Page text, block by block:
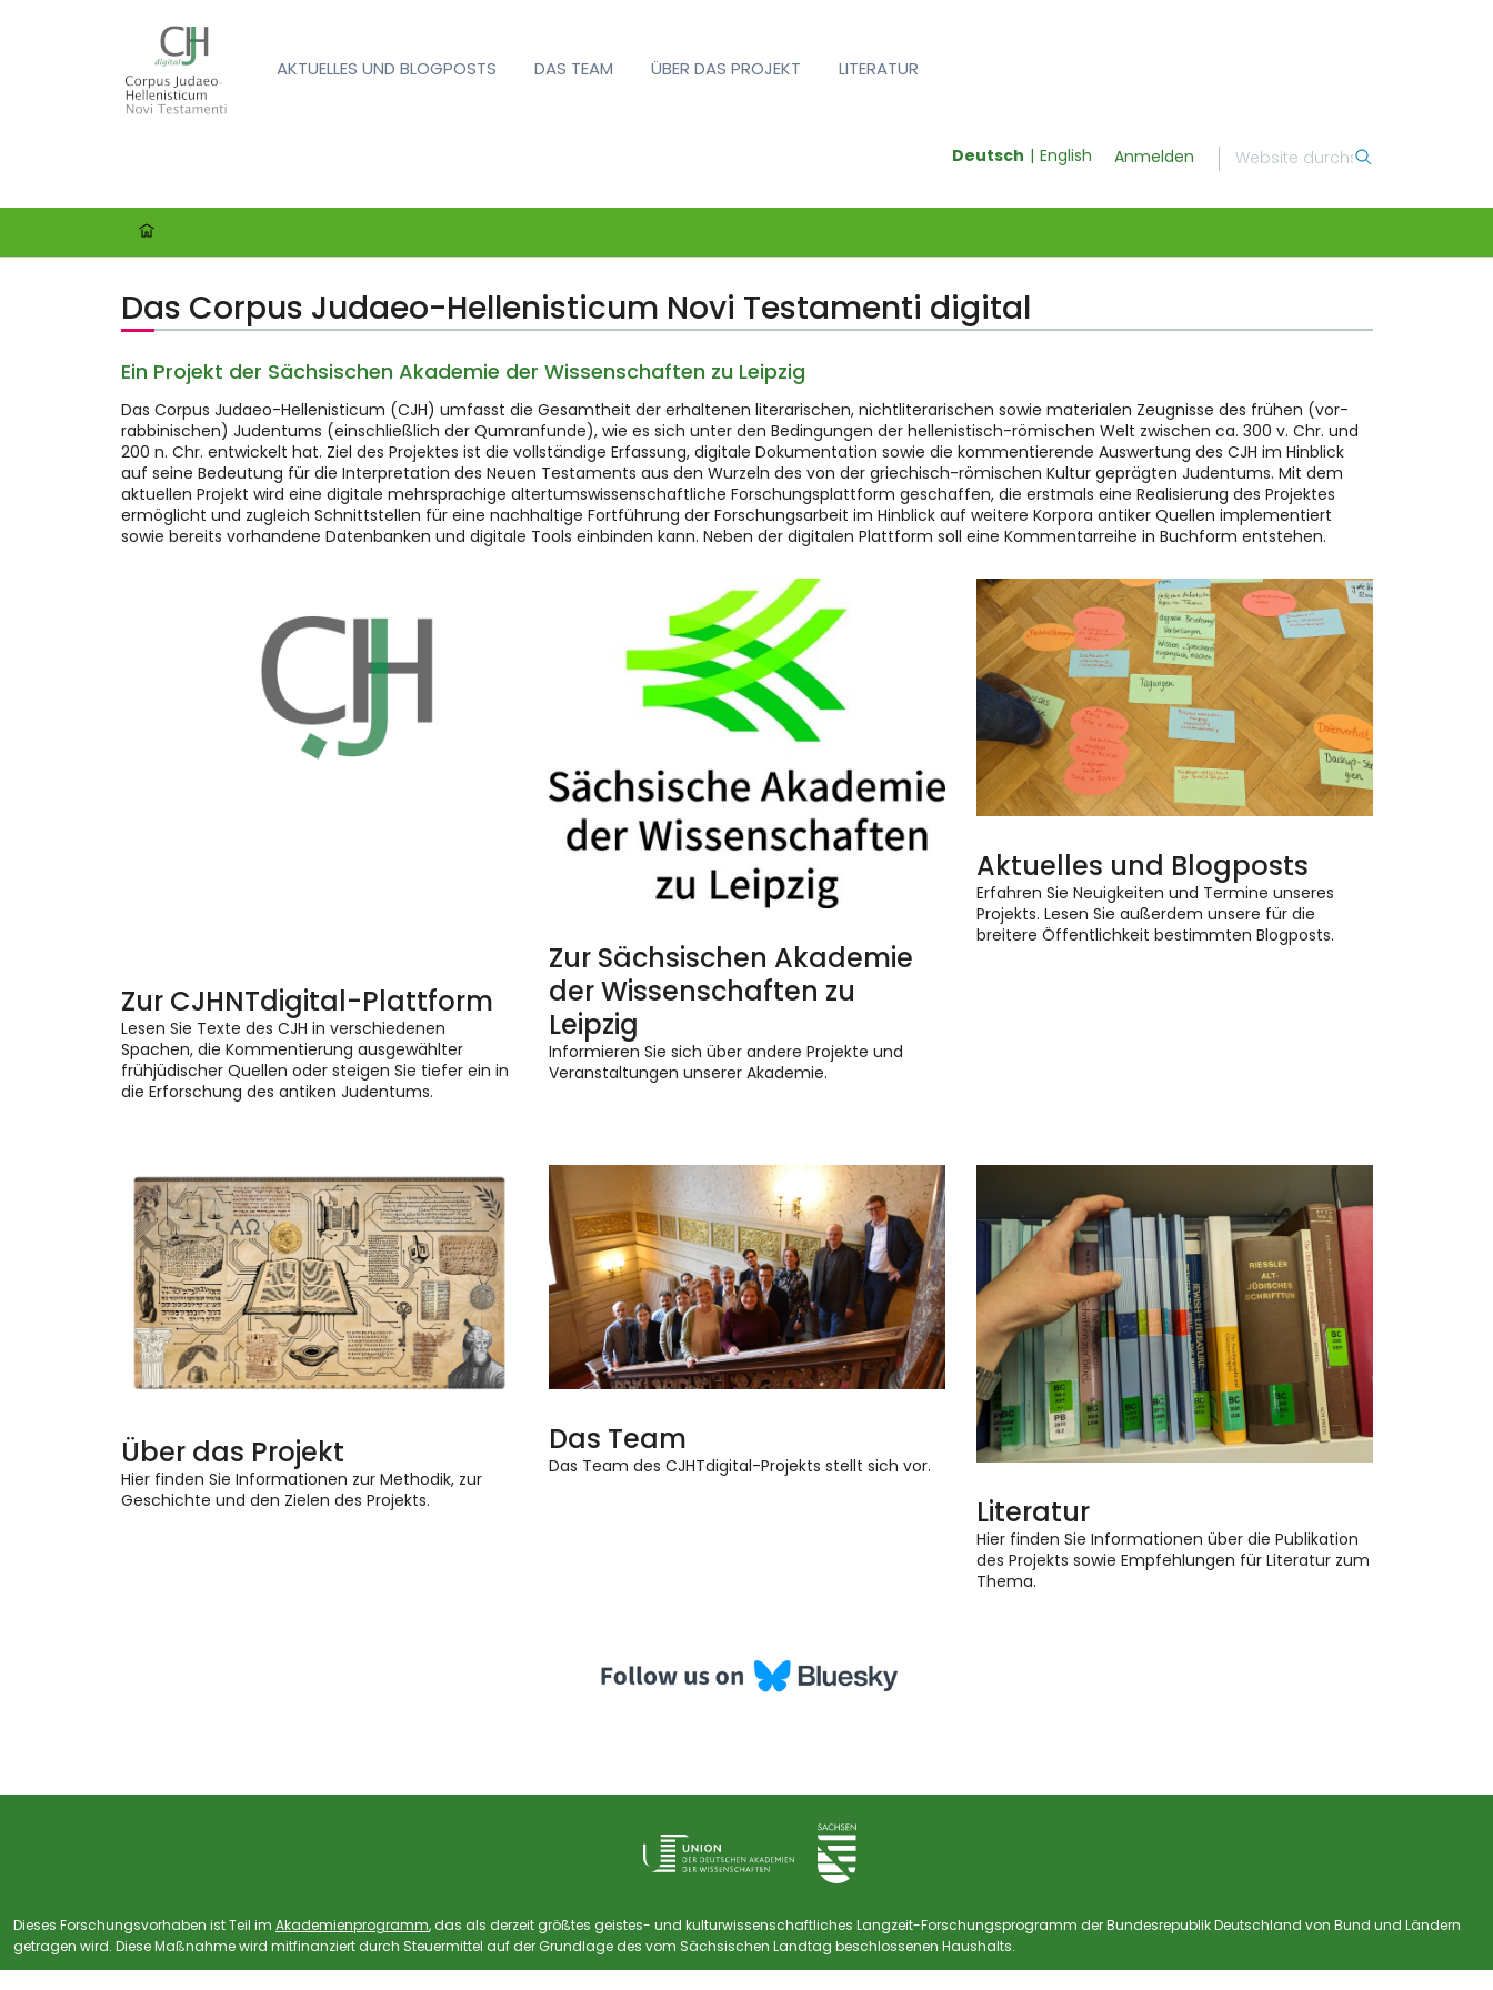
AKTUELLES UND BLOGPOSTS DAS TEAM ÜBER DAS PROJEKT LITERATUR
Deutsch English Anmelden
Das Corpus Judaeo-Hellenisticum Novi Testamenti digital
Ein Projekt der Sächsischen Akademie der Wissenschaften zu Leipzig
Das Corpus Judaeo-Hellenisticum (CJH) umfasst die Gesamtheit der erhaltenen literarischen, nichtliterarischen sowie materialen Zeugnisse des frühen (vor-
rabbinischen) Judentums (einschließlich der Qumranfunde), wie es sich unter den Bedingungen der hellenistisch-römischen Welt zwischen ca. 300 v. Chr. und
200 n. Chr. entwickelt hat. Ziel des Projektes ist die vollständige Erfassung, digitale Dokumentation sowie die kommentierende Auswertung des CJH im Hinblick
auf seine Bedeutung für die Interpretation des Neuen Testaments aus den Wurzeln des von der griechisch-römischen Kultur geprägten Judentums. Mit dem
aktuellen Projekt wird eine digitale mehrsprachige altertumswissenschaftliche Forschungsplattform geschaffen, die erstmals eine Realisierung des Projektes
ermöglicht und zugleich Schnittstellen für eine nachhaltige Fortführung der Forschungsarbeit im Hinblick auf weitere Korpora antiker Quellen implementiert
sowie bereits vorhandene Datenbanken und digitale Tools einbinden kann. Neben der digitalen Plattform soll eine Kommentarreihe in Buchform entstehen.
Zur CJHNTdigital-Plattform
Lesen Sie Texte des CJH in verschiedenen
Spachen, die Kommentierung ausgewählter
frühjüdischer Quellen oder steigen Sie tiefer ein in
die Erforschung des antiken Judentums.
Zur Sächsischen Akademie
der Wissenschaften zu
Leipzig
Informieren Sie sich über andere Projekte und
Veranstaltungen unserer Akademie.
Aktuelles und Blogposts
Erfahren Sie Neuigkeiten und Termine unseres
Projekts. Lesen Sie außerdem unsere für die
breitere Öffentlichkeit bestimmten Blogposts.
Über das Projekt
Hier finden Sie Informationen zur Methodik, zur
Geschichte und den Zielen des Projekts.
Das Team
Das Team des CJHTdigital-Projekts stellt sich vor.
Literatur
Hier finden Sie Informationen über die Publikation
des Projekts sowie Empfehlungen für Literatur zum
Thema.
Dieses Forschungsvorhaben ist Teil im Akademienprogramm, das als derzeit größtes geistes- und kulturwissenschaftliches Langzeit-Forschungsprogramm der Bundesrepublik Deutschland von Bund und Ländern
getragen wird. Diese Maßnahme wird mitfinanziert durch Steuermittel auf der Grundlage des vom Sächsischen Landtag beschlossenen Haushalts.